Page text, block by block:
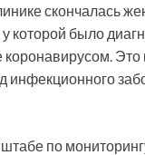
скончалась
у которой было
инфекционного
по